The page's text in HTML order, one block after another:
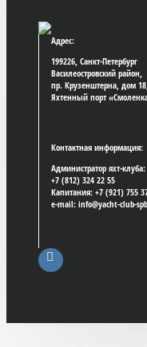
Адрес:
199226, Санкт-Петербург
Василеостровский район,
пр. Крузенштерна, дом
Яхтенный порт
Контактная информация:
Администратор яхт-клуба:
+7 (812) 324 22 55
Капитания: +7 (921) 755
e-mail: info@yacht-club-